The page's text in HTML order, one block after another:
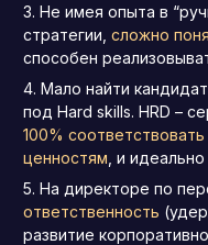
Не имея опыта в
стратегии, сложно
способен
Мало найти
под Hard skills. HRD –
100%
ценностям , и
На директоре по
ответственность
развитие